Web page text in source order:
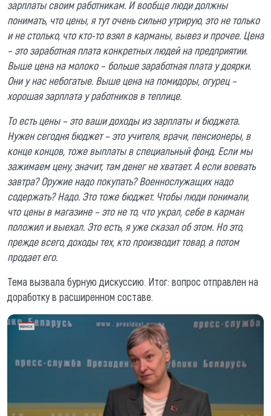
зарплаты своим работникам. И вообще люди должны
понимать, что цены, я тут очень сильно утрирую, это не только
и не столько, что кто-то взял в карманы, вывез и прочее. Цена
– это заработная плата конкретных людей на предприятии.
Выше цена на молоко – больше заработная плата у доярки.
Они у нас небогатые. Выше цена на помидоры, огурец –
хорошая зарплата у работников в теплице.
То есть цены – это ваши доходы из зарплаты и бюджета.
Нужен сегодня бюджет – это учителя, врачи, пенсионеры, в
конце концов, тоже выплаты в специальный фонд. Если мы
зажимаем цену, значит, там денег не хватает. А если воевать
завтра? Оружие надо покупать? Военнослужащих надо
содержать? Надо. Это тоже бюджет. Чтобы люди понимали,
что цены в магазине – это не то, что украл, себе в карман
положил и выехал. Это есть, я уже сказал об этом. Но это,
прежде всего, доходы тех, кто производит товар, а потом
продает его.
Тема вызвала бурную дискуссию. Итог: вопрос отправлен на
доработку в расширенном составе.